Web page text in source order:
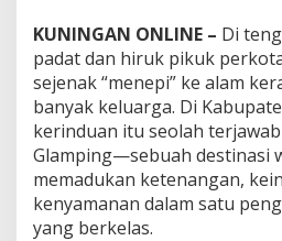
KUNINGAN ONLINE – Di
padat dan hiruk pikuk
sejenak “menepi” ke alam
banyak keluarga. Di
kerinduan itu seolah
Glamping—sebuah destinasi
memadukan ketenangan,
kenyamanan dalam satu
yang berkelas.